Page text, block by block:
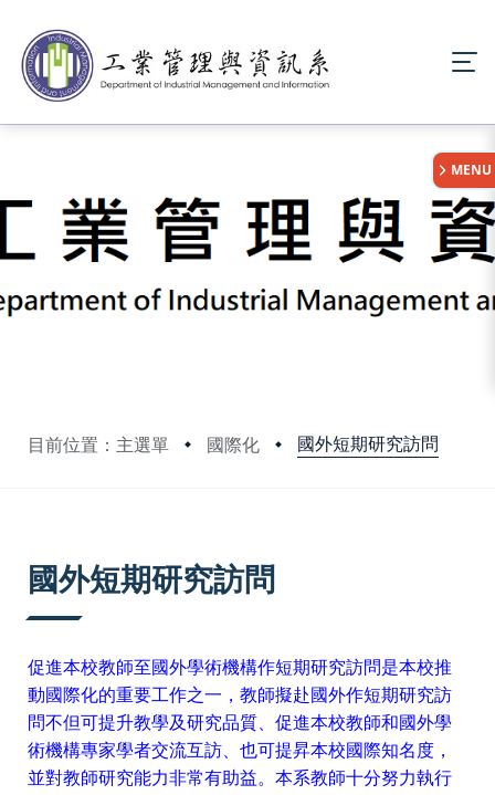
目前位置：主選單 國際化 國外短期研究訪問
:::
MENU
國外短期研究訪問
促進本校教師至國外學術機構作短期研究訪問是本校推
動國際化的重要工作之一，教師擬赴國外作短期研究訪
問不但可提升教學及研究品質、促進本校教師和國外學
術機構專家學者交流互訪、也可提昇本校國際知名度，
並對教師研究能力非常有助益。本系教師十分努力執行